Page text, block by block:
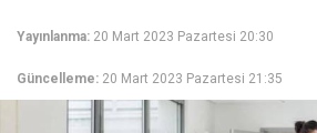
Yayınlanma: 20 Mart 2023 Pazartesi 20:30
Güncelleme: 20 Mart 2023 Pazartesi 21:35